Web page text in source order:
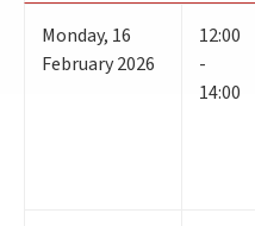
Monday, 16
February 2026
12:00
-
14:00